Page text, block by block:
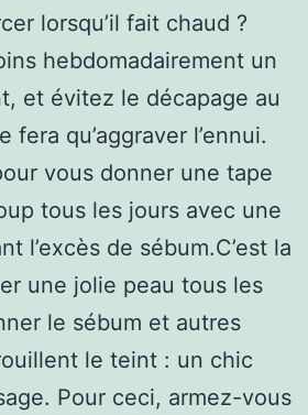
lorsqu’il fait chaud ?
hebdomadairement un
et évitez le décapage au
qu’aggraver l’ennui.
vous donner une tape
tous les jours avec une
l’excès de sébum.C’est la
une jolie peau tous les
le sébum et autres
le teint : un chic
Pour ceci, armez-vous